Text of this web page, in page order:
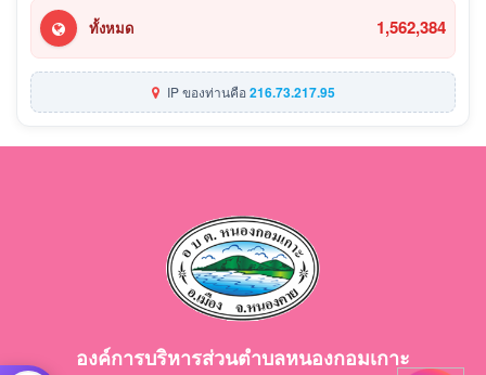
ทั้งหมด 1,562,384
IP ของท่านคือ216.73.217.95
องค์การบริหารส่วนตำบลหนองกอมเกาะ